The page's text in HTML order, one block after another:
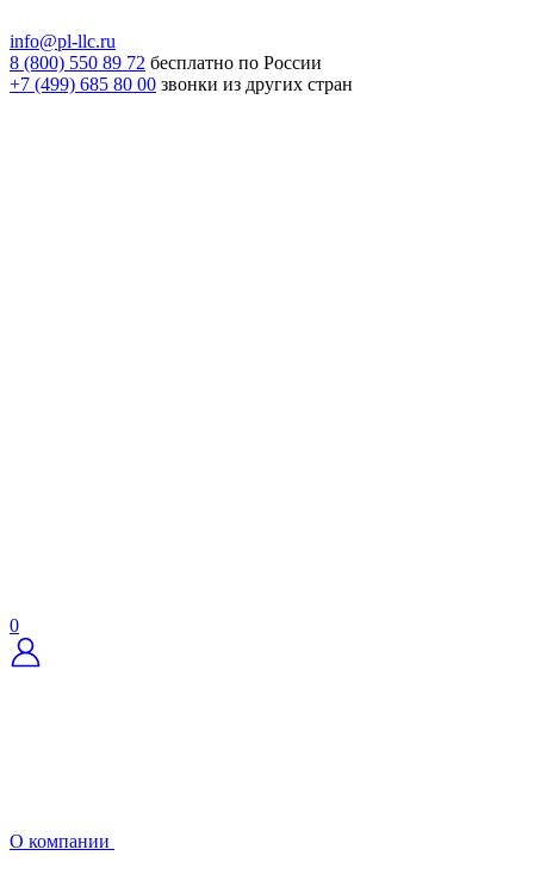
info@pl-llc.ru
8 (800) 550 89 72 бесплатно по России
+7 (499) 685 80 00 звонки из других стран
0
О компании